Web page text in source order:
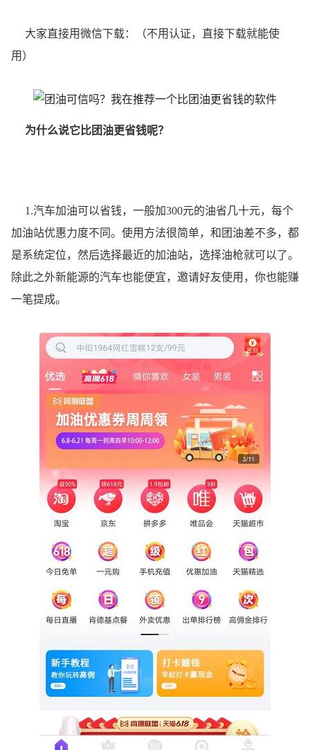
大家直接用微信下载：（不用认证，直接下载就能使
用）
为什么说它比团油更省钱呢？
1.汽车加油可以省钱，一般加300元的油省几十元，每个
加油站优惠力度不同。使用方法很简单，和团油差不多，都
是系统定位，然后选择最近的加油站，选择油枪就可以了。
除此之外新能源的汽车也能便宜，邀请好友使用，你也能赚
一笔提成。